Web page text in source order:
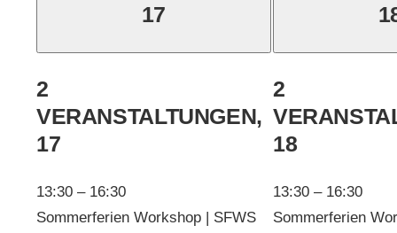
17
2
VERANSTALTUNGEN,
17
13:30 – 16:30
Sommerferien Workshop | SFWS
2
18
13:30 – 16:30
Sommerferien